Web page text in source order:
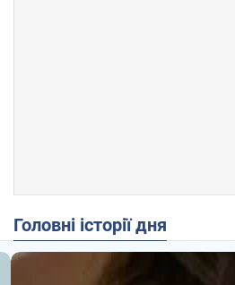
Головні історії дня